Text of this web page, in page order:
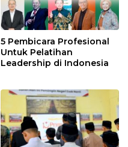
5 Pembicara Profesional
Untuk Pelatihan
Leadership di Indonesia